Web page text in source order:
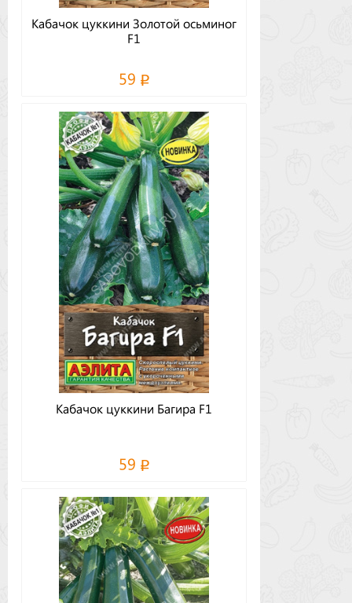
Кабачок цуккини Золотой осьминог
F1
59
Кабачок цуккини Багира F1
59